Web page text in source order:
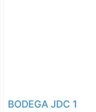
BODEGA JDC 1